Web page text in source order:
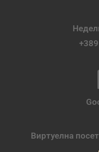
Виртуелна